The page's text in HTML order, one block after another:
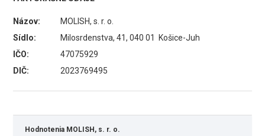
Názov:
MOLISH, s. r. o.
Sídlo:
Milosrdenstva, 41, 040 01 Košice-Juh
IČO:
47075929
DIČ:
2023769495
Hodnotenia MOLISH, s. r. o.